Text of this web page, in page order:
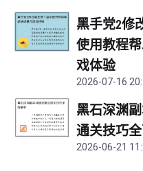
黑手党2修
使用教程
戏体验
2026-07-16
黑石深渊
通关技巧
2026-06-21